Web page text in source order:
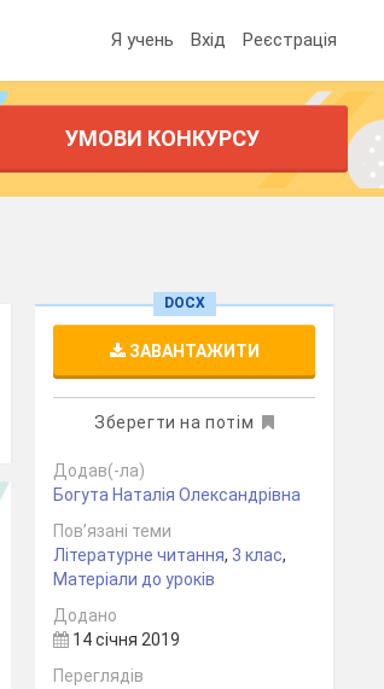
Я учень Вхід Реєстрація
УМОВИ КОНКУРСУ
DOCX
ЗАВАНТАЖИТИ
Зберегти на потім
Додав(-ла)
Богута Наталія Олександрівна
Пов’язані теми
Літературне читання, 3 клас,
Матеріали до уроків
Додано
14 січня 2019
Переглядів